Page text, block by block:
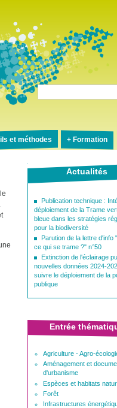
et méthodes Formation
Actualités
Publication technique :
déploiement de la Trame
bleue dans les stratégies
pour la biodiversité
Parution de la lettre d'info
ce qui se trame ?" n°50
Extinction de l'éclairage
nouvelles données 2024-
suivre le déploiement de la
publique
Entrée
Agriculture - Agro-
Aménagement et
d'urbanisme
Espèces et habitats
Forêt
Infrastructures